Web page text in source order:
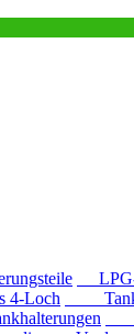
LPG-
4-Loch